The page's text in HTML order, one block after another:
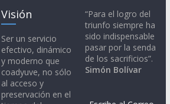
Visión
Ser un servicio
efectivo, dinámico
y moderno que
coadyuve, no sólo
al acceso y
preservación en el
“Para el logro del
triunfo siempre ha
sido indispensable
pasar por la senda
de los sacrificios”.
Simón Bolívar